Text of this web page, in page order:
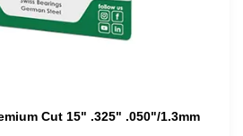
Cut 15" .325" .050"/1.3mm